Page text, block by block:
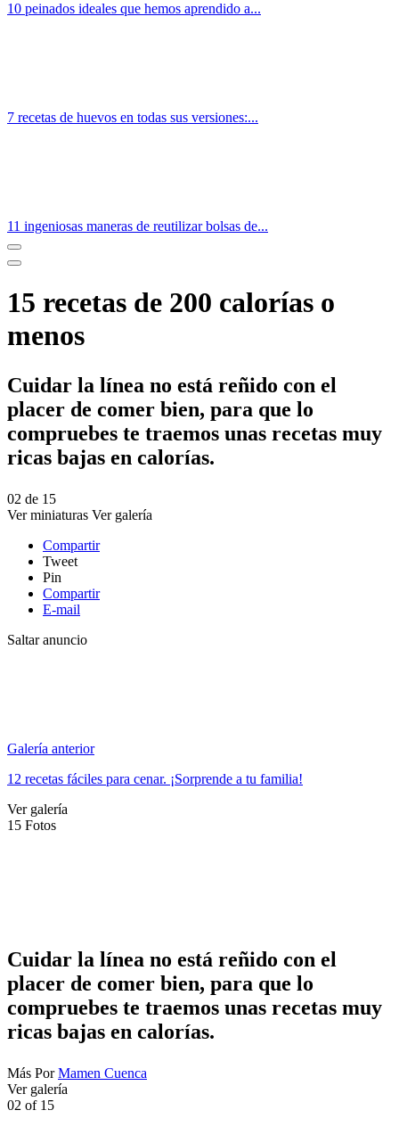
10 peinados ideales que hemos aprendido a...
7 recetas de huevos en todas sus versiones:...
11 ingeniosas maneras de reutilizar bolsas de...
15 recetas de 200 calorías o
menos
Cuidar la línea no está reñido con el
placer de comer bien, para que lo
compruebes te traemos unas recetas muy
ricas bajas en calorías.
02 de 15
Ver miniaturas Ver galería
Compartir
Tweet
Pin
Compartir
E-mail
Saltar anuncio
Galería anterior
12 recetas fáciles para cenar. ¡Sorprende a tu familia!
Ver galería
15 Fotos
Cuidar la línea no está reñido con el
placer de comer bien, para que lo
compruebes te traemos unas recetas muy
ricas bajas en calorías.
Más PorMamen Cuenca
Ver galería
02 of 15